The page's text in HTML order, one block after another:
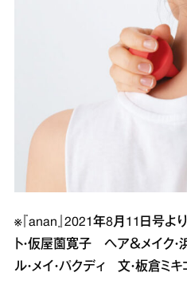
※『anan』2021年8月11日号よ
ト・仮屋薗寛子 ヘア＆メイク
ル・メイ・パクディ 文・板倉ミキ